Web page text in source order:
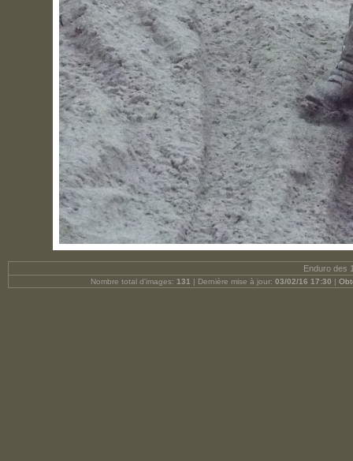
Enduro des
Nombre total d'images: 131 | Dernière mise à jour:03/02/16 17:30 |